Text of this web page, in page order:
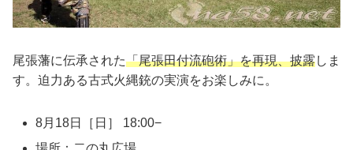
尾張藩に伝承された「尾張田付流砲術」を再現、披露しま
す。迫力ある古式火縄銃の実演をお楽しみに。
8月18日［日］ 18:00−